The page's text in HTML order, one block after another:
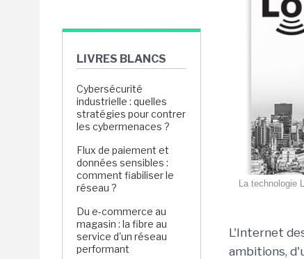
LIVRES BLANCS
Cybersécurité
industrielle : quelles
stratégies pour contrer
les cybermenaces ?
Flux de paiement et
données sensibles :
comment fiabiliser le
réseau ?
Du e-commerce au
magasin : la fibre au
service d'un réseau
performant
La technologie
L'Internet
ambitions,